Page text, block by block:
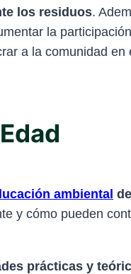
los residuos.
la
a la comunidad en
ambiental
y cómo pueden
prácticas y